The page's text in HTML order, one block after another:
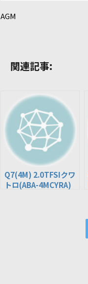
AGM
関連記事:
Q7(4M) 2.0TFSIクワ
トロ(ABA-4MCYRA)